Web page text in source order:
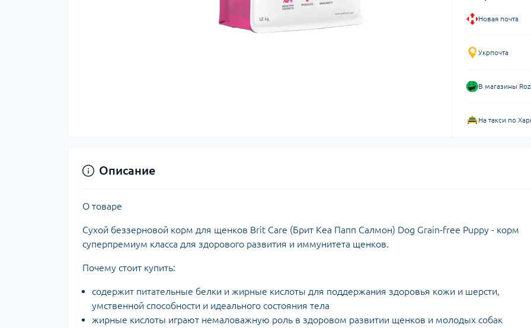
Новая почта
Укрпочта
В магазины
На такси по
Описание
О товаре
Сухой беззерновой корм для щенков Brit Care (Брит Кеа Папп Салмон) Dog Grain-free Puppy - корм
суперпремиум класса для здорового развития и иммунитета щенков.
Почему стоит купить:
содержит питательные белки и жирные кислоты для поддержания здоровья кожи и шерсти,
умственной способности и идеального состояния тела
жирные кислоты играют немаловажную роль в здоровом развитии щенков и молодых собак